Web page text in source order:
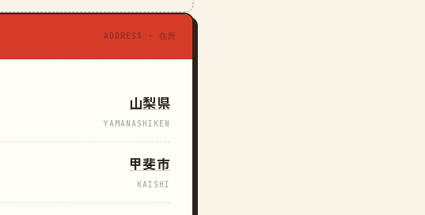
ADDRESS · 住所
山梨県
YAMANASHIKEN
甲斐市
KAISHI